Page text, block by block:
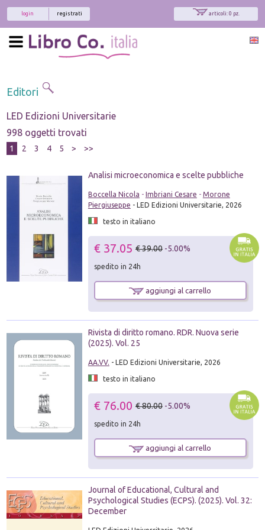
articoli: 0 pz.
registrati
login
Editori
LED Edizioni Universitarie
998 oggetti trovati
1 2 3 4 5 > >>
Analisi microeconomica e scelte pubbliche
Boccella Nicola - Imbriani Cesare - Morone
Piergiuseppe - LED Edizioni Universitarie, 2026
testo in italiano
€ 37.05 € 39.00 -5.00%
spedito in 24h
aggiungi al carrello
Rivista di diritto romano. RDR. Nuova serie
(2025). Vol. 25
AA.VV. - LED Edizioni Universitarie, 2026
testo in italiano
€ 76.00 € 80.00 -5.00%
spedito in 24h
aggiungi al carrello
Journal of Educational, Cultural and
Psychological Studies (ECPS). (2025). Vol. 32:
December